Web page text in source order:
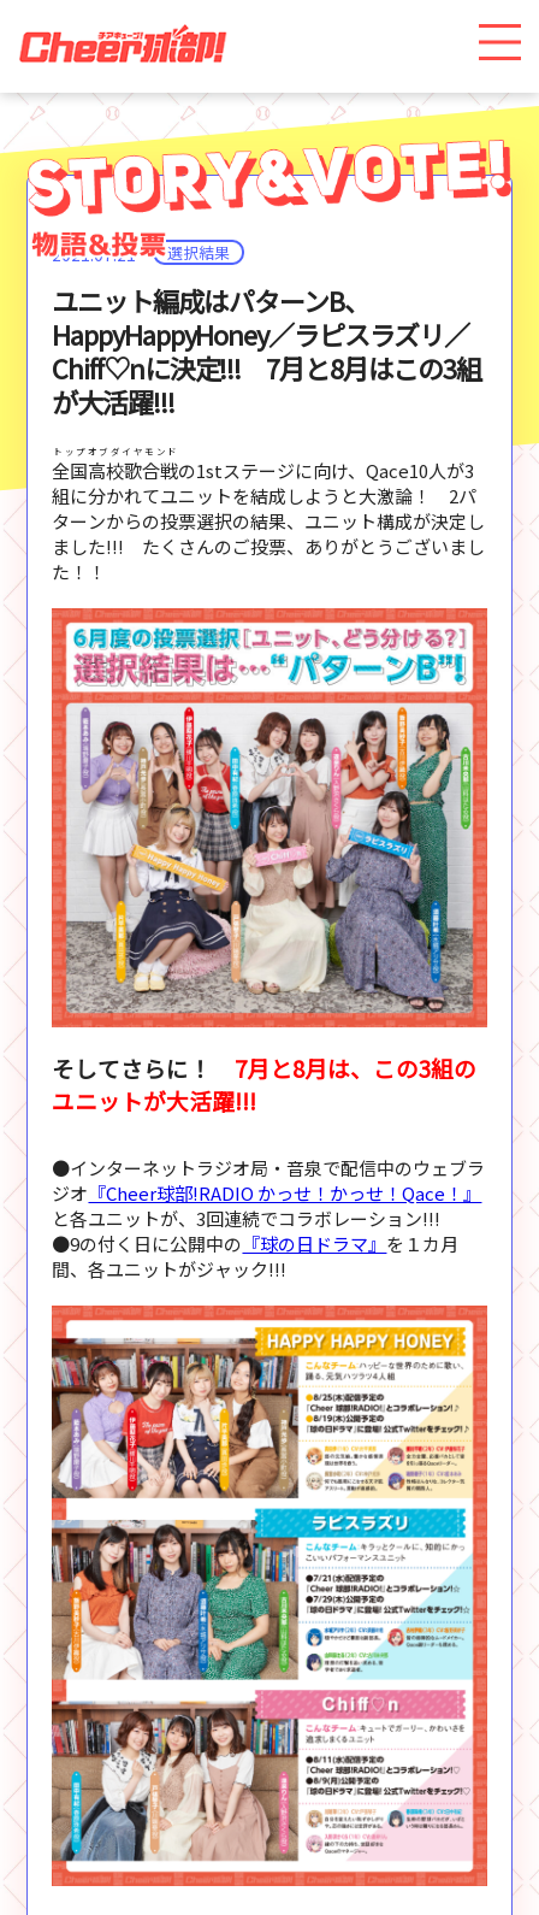
2021.07.21 選択結果
ユニット編成はパターンB、
HappyHappyHoney／ラピスラズリ／
Chiff♡nに決定!!! 7月と8月はこの3組
が大活躍!!!
全国高校歌合戦
トップオブダイヤモンド
の1stステージに向け、Qace10人が3
組に分かれてユニットを結成しようと大激論！ 2パ
ターンからの投票選択の結果、ユニット構成が決定し
ました!!! たくさんのご投票、ありがとうございまし
た！！
そしてさらに！ 7月と8月は、この3組の
ユニットが大活躍!!!
●インターネットラジオ局・音泉で配信中のウェブラ
ジオ 『Cheer球部!RADIO かっせ！かっせ！Qace！』
と各ユニットが、3回連続でコラボレーション!!!
●9の付く日に公開中の 『球の日ドラマ』 を１カ月
間、各ユニットがジャック!!!